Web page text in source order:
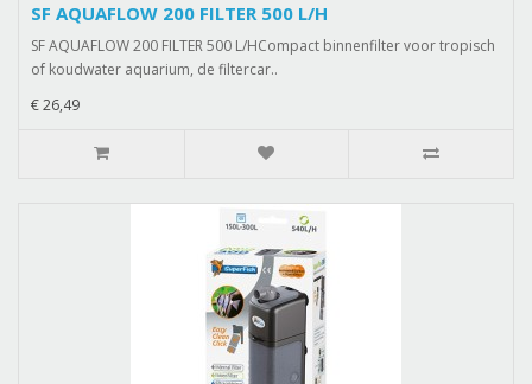
SF AQUAFLOW 200 FILTER 500 L/H
SF AQUAFLOW 200 FILTER 500 L/HCompact binnenfilter voor tropisch
of koudwater aquarium, de filtercar..
€ 26,49